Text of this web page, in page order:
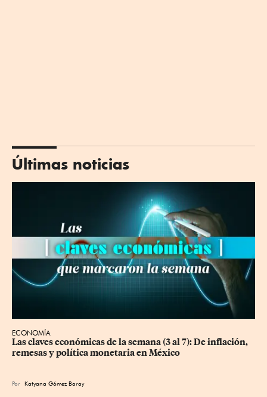
Últimas noticias
ECONOMÍA
Las claves económicas de la semana (3 al 7): De inflación,
remesas y política monetaria en México
Por Katyana Gómez Baray